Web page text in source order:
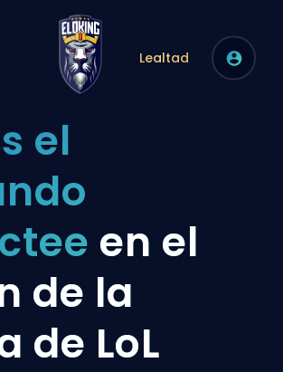
Lealtad
el
en el
de la
de LoL